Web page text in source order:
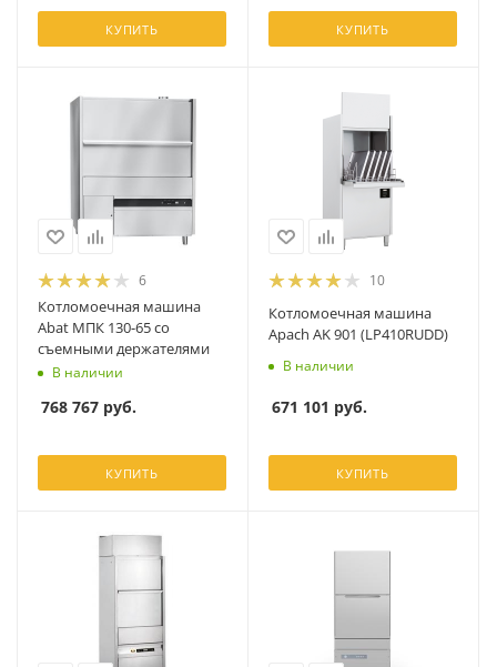
КУПИТЬ КУПИТЬ
6
Котломоечная машина
Abat МПК 130-65 со
съемными держателями
В наличии
768 767 руб.
КУПИТЬ
10
Котломоечная машина
Apach AK 901 (LP410RUDD)
В наличии
671 101 руб.
КУПИТЬ